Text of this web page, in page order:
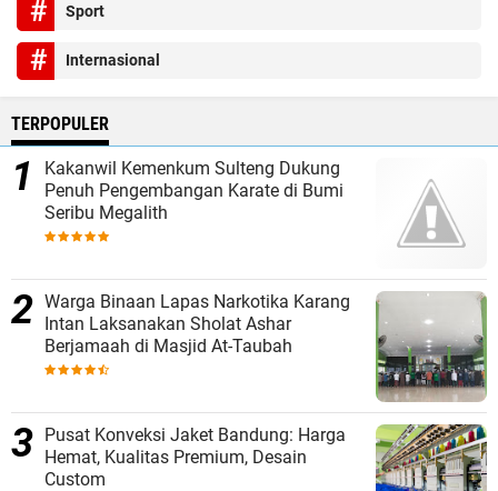
Sport
Internasional
TERPOPULER
Kakanwil Kemenkum Sulteng Dukung
Penuh Pengembangan Karate di Bumi
Seribu Megalith
Warga Binaan Lapas Narkotika Karang
Intan Laksanakan Sholat Ashar
Berjamaah di Masjid At-Taubah
Pusat Konveksi Jaket Bandung: Harga
Hemat, Kualitas Premium, Desain
Custom